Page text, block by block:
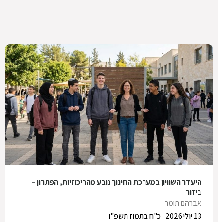
היעדר השוויון במערכת החינוך נובע מהריכוזיות, הפתרון –
ביזור
אברהם תומר
כ"ח בתמוז תשפ"ו
13 יולי 2026